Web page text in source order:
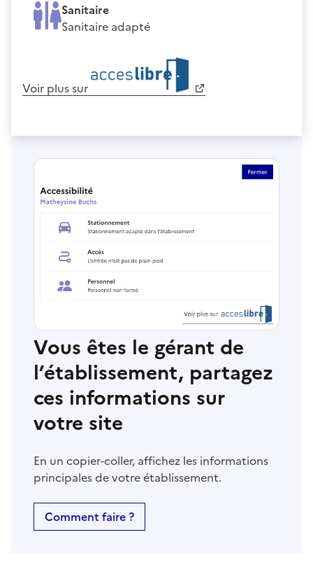
Sanitaire
Sanitaire adapté
Voir plus sur
Vous êtes le gérant de
l’établissement, partagez
ces informations sur
votre site
En un copier-coller, affichez les informations
principales de votre établissement.
Comment faire ?